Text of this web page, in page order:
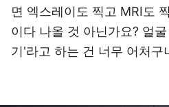
면 엑스레이도 찍고 MRI도
이다 나올 것 아닌가요? 얼
기'라고 하는 건 너무 어처구